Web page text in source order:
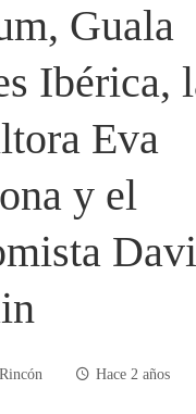
Guala
Ibérica,
Eva
y el
Hace 2 años